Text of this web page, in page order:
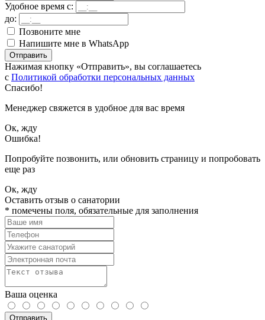
Удобное время с:
до:
Позвоните мне
Напишите мне в WhatsApp
Отправить
Нажимая кнопку «Отправить», вы соглашаетесь
с Политикой обработки персональных данных
Спасибо!
Менеджер свяжется в удобное для вас время
Ок, жду
Ошибка!
Попробуйте позвонить, или обновить страницу и попробовать
еще раз
Ок, жду
Оставить отзыв о санатории
* помечены поля, обязательные для заполнения
Ваша оценка
Отправить